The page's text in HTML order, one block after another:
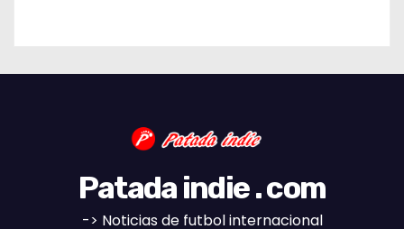
Patada indie . com
-> Noticias de futbol internacional